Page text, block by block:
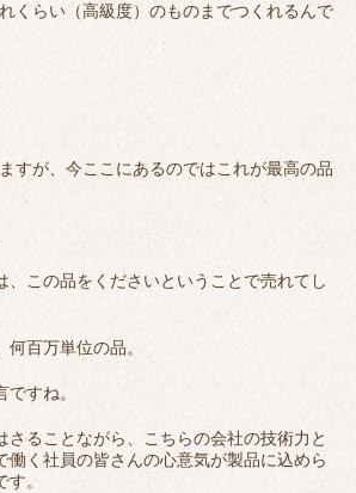
くらい（高級度）のものまでつくれるんで
すが、今ここにあるのではこれが最高の品
、この品をくださいということで売れてし
百万単位の品。
ですね。
さることながら、こちらの会社の技術力と
働く社員の皆さんの心意気が製品に込めら
す。